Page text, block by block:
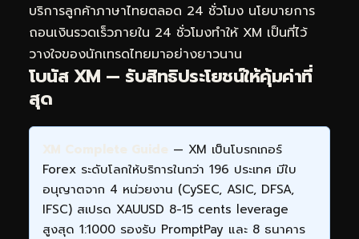
บริการลูกค้าภาษาไทยตลอด 24 ชั่วโมง นโยบายการ
ถอนเงินรวดเร็วภายใน 24 ชั่วโมงทำให้ XM เป็นที่ไว้
วางใจของนักเทรดไทยมาอย่างยาวนาน
โบนัส XM — รับสิทธิประโยชน์ให้คุ้มค่าที่
สุด
XM Complete Guide — XM เป็นโบรกเกอร์
Forex ระดับโลกให้บริการในกว่า 196 ประเทศ มีใบ
อนุญาตจาก 4 หน่วยงาน (CySEC, ASIC, DFSA,
IFSC) สเปรด XAUUSD 8-15 cents leverage
สูงสุด 1:1000 รองรับ PromptPay และ 8 ธนาคาร